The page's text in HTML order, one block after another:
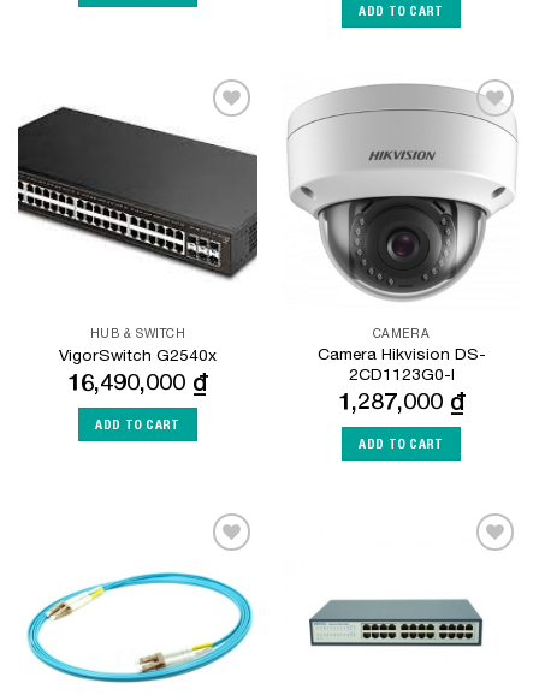
ADD TO CART
Wishlist
HUB & SWITCH
VigorSwitch G2540x
16,490,000 ₫
ADD TO CART
Add to
CAMERA
Camera Hikvision DS-
2CD1123G0-I
1,287,000 ₫
ADD TO CART
Wishlist